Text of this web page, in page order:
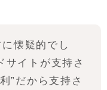
懐疑的でし
サイトが支持さ
”だから支持さ